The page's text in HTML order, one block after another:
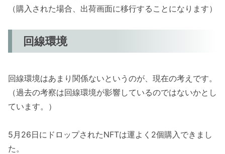
（購入された場合、出荷画面に移行することになります）
回線環境
回線環境はあまり関係ないというのが、現在の考えです。
（過去の考察は回線環境が影響しているのではないかとし
ています。）
5月26日にドロップされたNFTは運よく2個購入できまし
た。